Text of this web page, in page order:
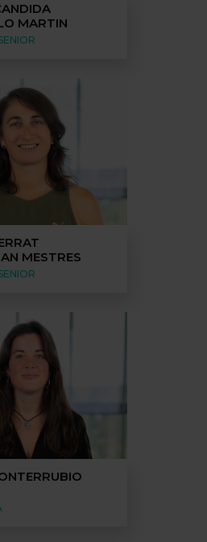
MARTIN
MESTRES